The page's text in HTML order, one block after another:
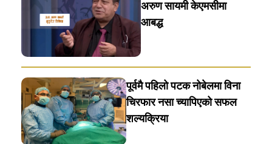
अरुण सायमी केएमसीमा
आबद्ध
पूर्वमै पहिलो पटक नोबेलमा विना
चिरफार नसा च्यापिएको सफल
शल्यक्रिया